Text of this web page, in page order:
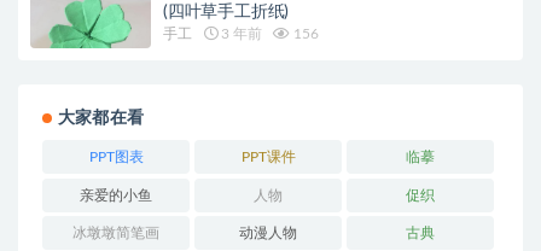
(四叶草手工折纸)
手工 3 年前 156
大家都在看
PPT图表 PPT课件 临摹
亲爱的小鱼 人物 促织
冰墩墩简笔画 动漫人物 古典